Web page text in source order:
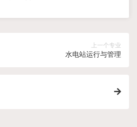
上一个专业
水电站运行与管理